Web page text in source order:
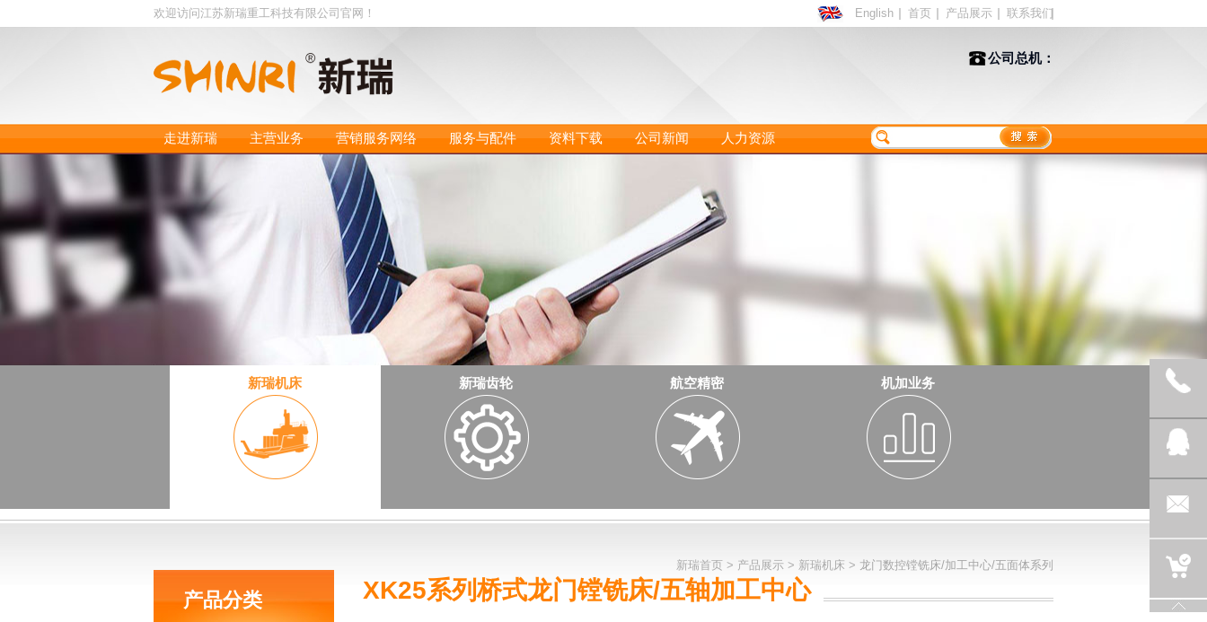
欢迎访问江苏新瑞重工科技有限公司官网！ English 首页 产品展示 联系我们
公司总机：
走进新瑞 主营业务 营销服务网络 服务与配件 资料下载 公司新闻 人力资源
新瑞机床 新瑞齿轮 航空精密 机加业务
产品分类
新瑞首页 > 产品展示 > 新瑞机床 > 龙门数控镗铣床/加工中心/五面体系列
XK25系列桥式龙门镗铣床/五轴加工中心